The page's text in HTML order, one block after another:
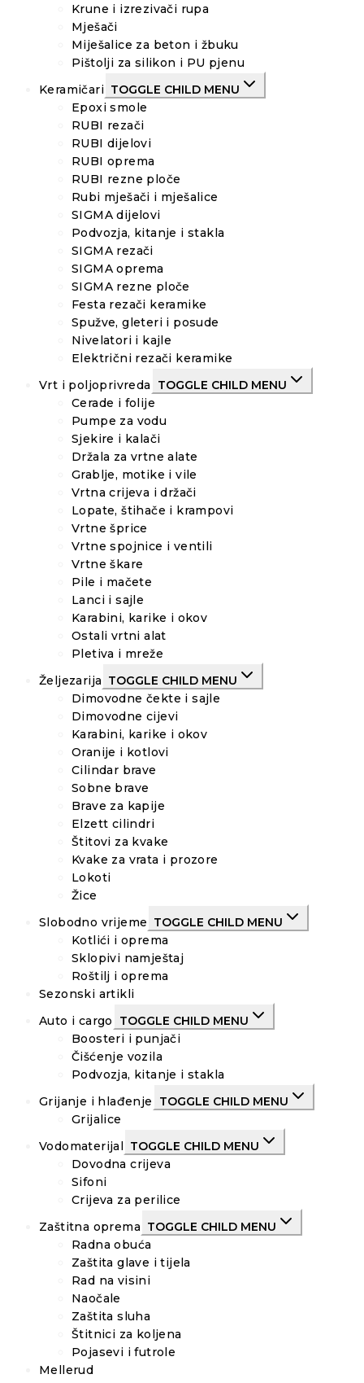
Krune i izrezivači rupa
Mješači
Miješalice za beton i žbuku
Pištolji za silikon i PU pjenu
Keramičari TOGGLE CHILD MENU
Epoxi smole
RUBI rezači
RUBI dijelovi
RUBI oprema
RUBI rezne ploče
Rubi mješači i mješalice
SIGMA dijelovi
Podvozja, kitanje i stakla
SIGMA rezači
SIGMA oprema
SIGMA rezne ploče
Festa rezači keramike
Spužve, gleteri i posude
Nivelatori i kajle
Električni rezači keramike
Vrt i poljoprivreda
TOGGLE CHILD MENU
Cerade i folije
Pumpe za vodu
Sjekire i kalači
Držala za vrtne alate
Grablje, motike i vile
Vrtna crijeva i držači
Lopate, štihače i krampovi
Vrtne šprice
Vrtne spojnice i ventili
Vrtne škare
Pile i mačete
Lanci i sajle
Karabini, karike i okov
Ostali vrtni alat
Pletiva i mreže
Željezarija TOGGLE CHILD MENU
Dimovodne čekte i sajle
Dimovodne cijevi
Karabini, karike i okov
Oranije i kotlovi
Cilindar brave
Sobne brave
Brave za kapije
Elzett cilindri
Štitovi za kvake
Kvake za vrata i prozore
Lokoti
Žice
Slobodno vrijeme TOGGLE CHILD MENU
Kotlići i oprema
Sklopivi namještaj
Roštilj i oprema
Sezonski artikli
Auto i cargo
TOGGLE CHILD MENU
Boosteri i punjači
Čišćenje vozila
Podvozja, kitanje i stakla
Grijanje i hlađenje
TOGGLE CHILD MENU
Grijalice
Vodomaterijal
TOGGLE CHILD MENU
Dovodna crijeva
Sifoni
Crijeva za perilice
Zaštitna oprema TOGGLE CHILD MENU
Radna obuća
Zaštita glave i tijela
Rad na visini
Naočale
Zaštita sluha
Štitnici za koljena
Pojasevi i futrole
Mellerud